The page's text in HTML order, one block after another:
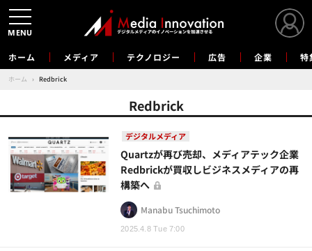
ホーム メディア テクノロジー 広告 企業 特
ホーム › Redbrick
Redbrick
デジタルメディア
2025.4.8 Tue 7:00
Quartzが再び売却、メディアテック企業
Redbrickが買収しビジネスメディアの再
構築へ
Manabu Tsuchimoto
MENU